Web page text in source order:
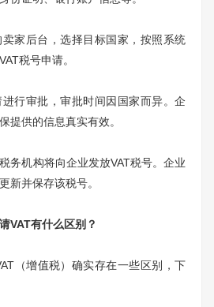
后台，选择目标国家，按照系统
税号申请。
审批，审批时间因国家而异。企
提供的信息真实有效。
机构将向企业发放VAT税号。企业
新并保存该税号。
有什么区别？
（增值税）确实存在一些区别，下